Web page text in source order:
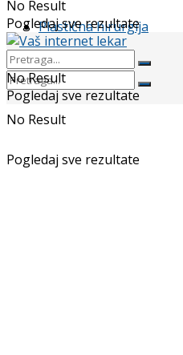
Plastična hirurgija
No Result
Pogledaj sve rezultate
No Result
Pogledaj sve rezultate
No Result
Pogledaj sve rezultate